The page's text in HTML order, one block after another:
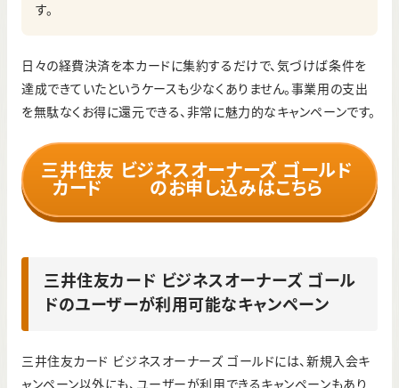
す。
日々の経費決済を本カードに集約するだけで、気づけば条件を
達成できていたというケースも少なくありません。事業用の支出
を無駄なくお得に還元できる、非常に魅力的なキャンペーンです。
三井住友
カード
ビジネスオーナーズ ゴールド
のお申し込みはこちら
三井住友カード ビジネスオーナーズ ゴール
ドのユーザーが利用可能なキャンペーン
三井住友カード ビジネスオーナーズ ゴールドには、新規入会キ
ャンペーン以外にも、ユーザーが利用できるキャンペーンもあり